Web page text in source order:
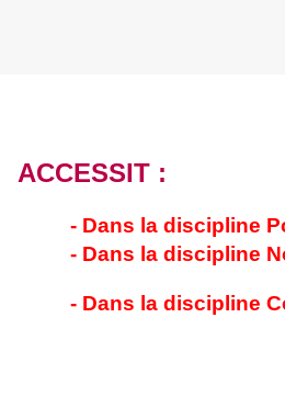
ACCESSIT :
- Dans la discipline
- Dans la discipline
- Dans la discipline